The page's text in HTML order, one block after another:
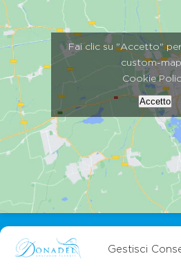
Gestisci
Fai clic su "Accetto"
custom-
Cookie
Accetto